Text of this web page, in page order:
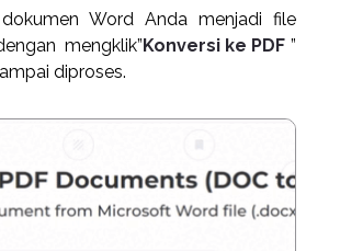
dokumen Word Anda menjadi file
mengklik”Konversi ke PDF ”
diproses.